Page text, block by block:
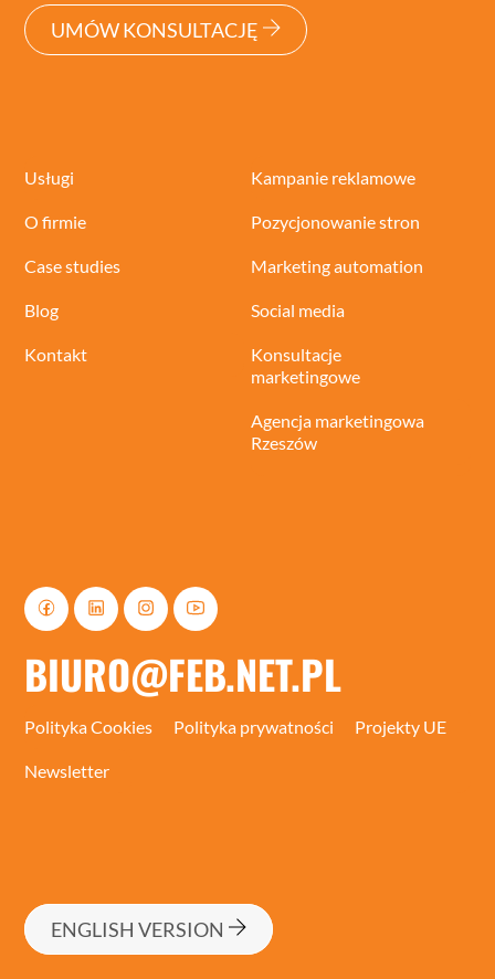
UMÓW KONSULTACJĘ
Usługi
O firmie
Case studies
Blog
Kontakt
Kampanie reklamowe
Pozycjonowanie stron
Marketing automation
Social media
Konsultacje
marketingowe
Agencja marketingowa
Rzeszów
BIURO@FEB.NET.PL
Polityka Cookies Polityka prywatności Projekty UE
Newsletter
ENGLISH VERSION